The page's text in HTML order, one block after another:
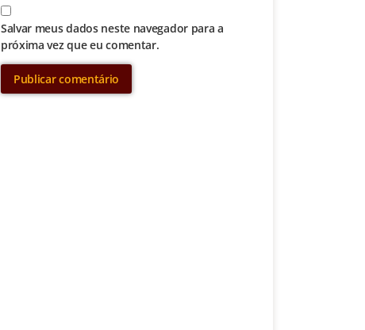
Salvar meus dados neste navegador para a
próxima vez que eu comentar.